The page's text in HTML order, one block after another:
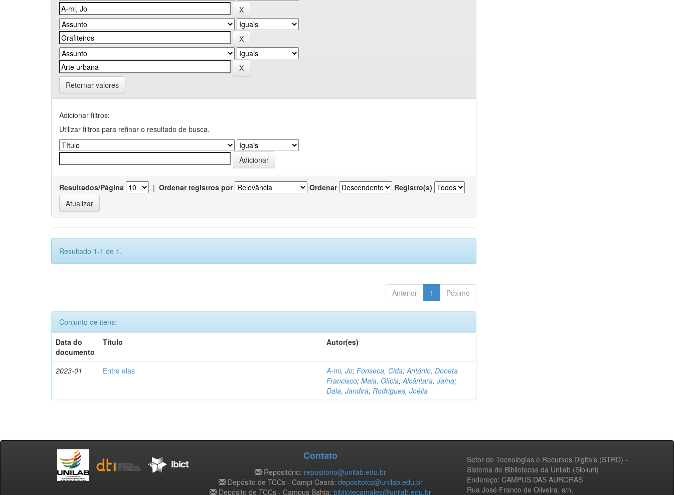
Retornar valores
Adicionar filtros:
Utilizar filtros para refinar o resultado de busca.
Resultados/Página | Ordenar registros por Ordenar Registro(s)
Resultado 1-1 de 1.
Anterior 1 Póximo
Conjunto de itens:
Data do
documento
Título Autor(es)
2023-01 Entre elas A-mi, Jo;Fonseca, Cida;António, Doneta
Francisco;Maia, Glícia;Alcântara, Jaína;
Dala, Jandira;Rodrigues, Joélia
Setor de Tecnologias e Recursos Digitais (STRD) -
Sistema de Bibliotecas da Unilab (Sibiuni)
Endereço: CAMPUS DAS AURORAS
Rua José Franco de Oliveira, s/n,
Contato
Repositório: repositorio@unilab.edu.br
Depósito de TCCs - Campi Ceará: depositotcc@unilab.edu.br
Depósito de TCCs - Campus Bahia: bibliotecamales@unilab.edu.br